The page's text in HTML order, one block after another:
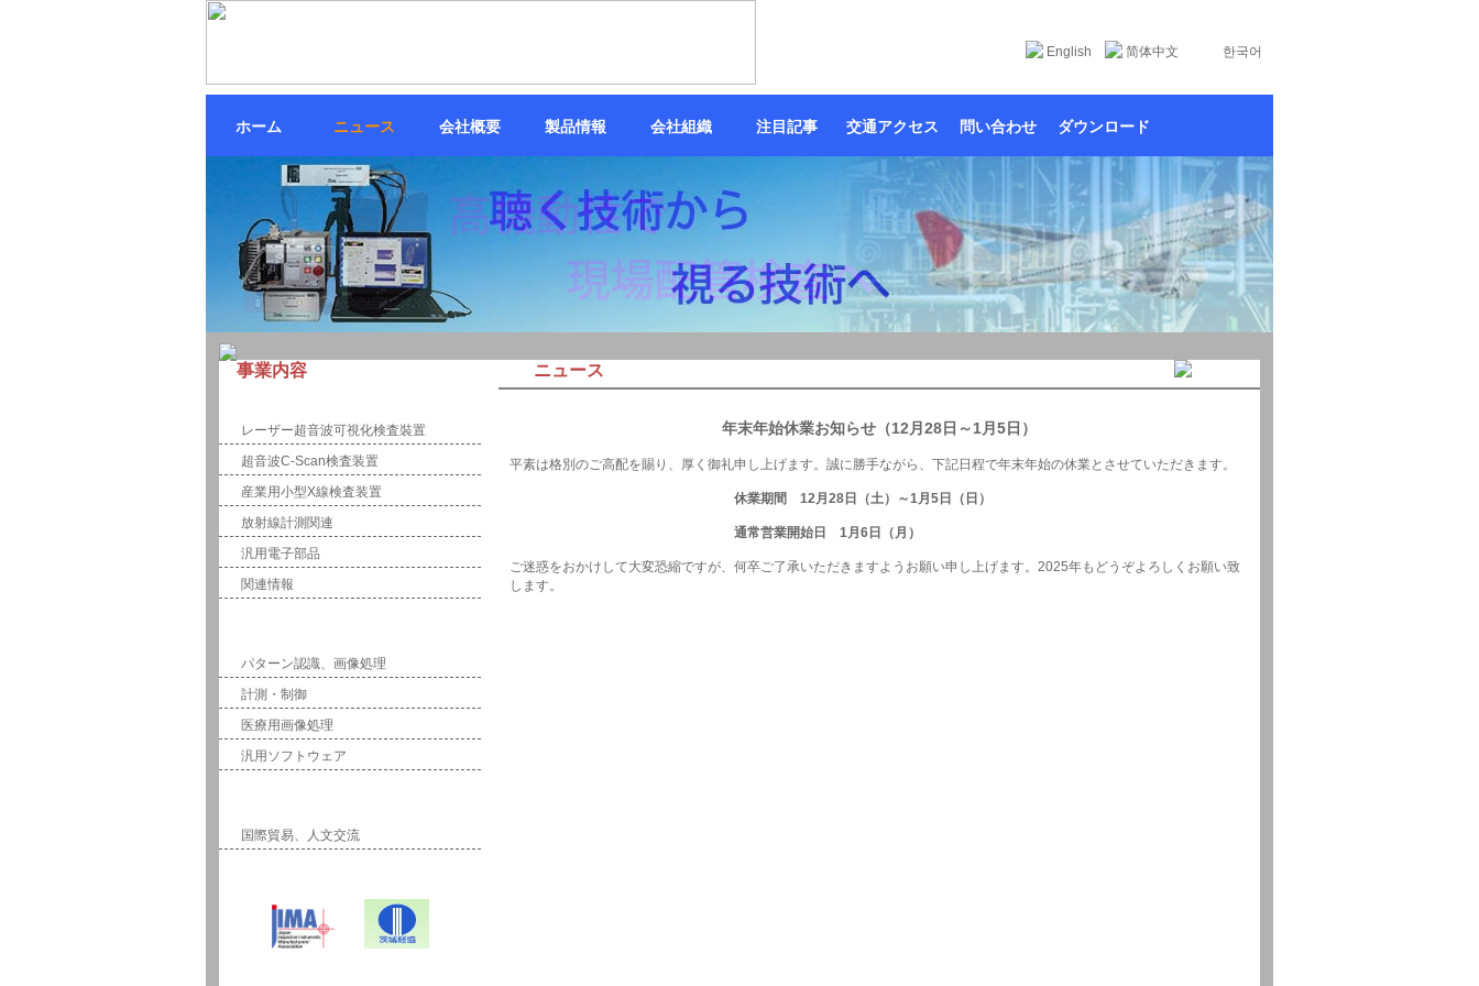
English 简体中文 한국어
ホーム ニュース 会社概要 製品情報 会社組織 注目記事 交通アクセス 問い合わせ ダウンロード
事業内容
レーザー超音波可視化検査裝置
超音波C-Scan検査装置
産業用小型X線検査装置
放射線計測関連
汎用電子部品
関連情報
パターン認識、画像処理
計測・制御
医療用画像処理
汎用ソフトウェア
国際貿易、人文交流
ニュース
年末年始休業お知らせ（12月28日～1月5日）
平素は格別のご高配を賜り、厚く御礼申し上げます。誠に勝手ながら、下記日程で年末年始の休業とさせていただきます。
休業期間 12月28日（土）～1月5日（日）
通常営業開始日 1月6日（月）
ご迷惑をおかけして大変恐縮ですが、何卒ご了承いただきますようお願い申し上げます。2025年もどうぞよろしくお願い致
します。